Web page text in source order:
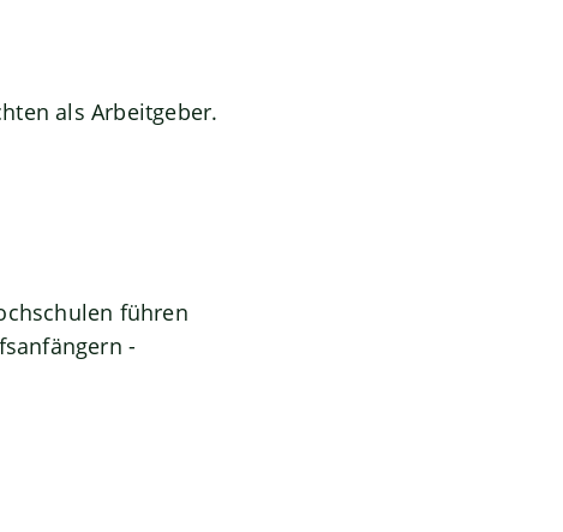
als Arbeitgeber.
führen
-